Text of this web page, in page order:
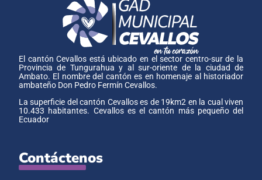
El cantón Cevallos está ubicado en el sector centro-sur de la
Provincia de Tungurahua y al sur-oriente de la ciudad de
Ambato. El nombre del cantón es en homenaje al historiador
ambateño Don Pedro Fermín Cevallos.
La superficie del cantón Cevallos es de 19km2 en la cual viven
10.433 habitantes. Cevallos es el cantón más pequeño del
Ecuador
Contáctenos